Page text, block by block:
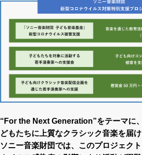
“For the Next Generation”をテーマに
どもたちに上質なクラシック音楽を届
ソニー音楽財団では、このプロジェク